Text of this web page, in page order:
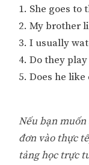
1. She goes to
2. My brother
3. I usually
4. Do they
5. Does he like
Nếu bạn
đơn vào thực
tảng học trực